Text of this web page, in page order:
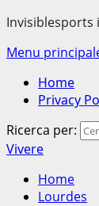
Invisiblesports
Menu
Home
Privacy
Ricerca per:
Vivere
Home
Lourdes